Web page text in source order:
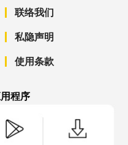
联络我们
私隐声明
使用条款
程序